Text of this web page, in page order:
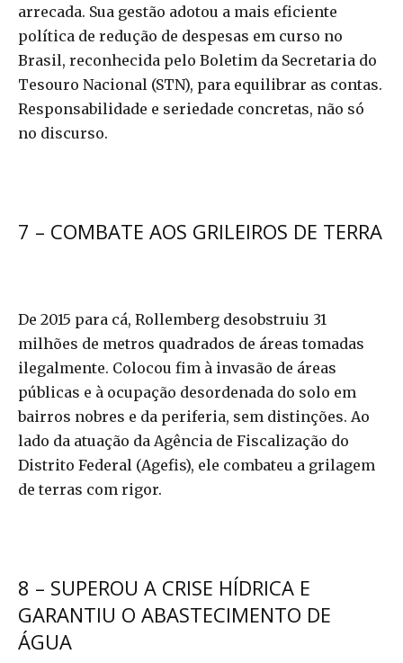
arrecada. Sua gestão adotou a mais eficiente
política de redução de despesas em curso no
Brasil, reconhecida pelo Boletim da Secretaria do
Tesouro Nacional (STN), para equilibrar as contas.
Responsabilidade e seriedade concretas, não só
no discurso.
7 – COMBATE AOS GRILEIROS DE TERRA
De 2015 para cá, Rollemberg desobstruiu 31
milhões de metros quadrados de áreas tomadas
ilegalmente. Colocou fim à invasão de áreas
públicas e à ocupação desordenada do solo em
bairros nobres e da periferia, sem distinções. Ao
lado da atuação da Agência de Fiscalização do
Distrito Federal (Agefis), ele combateu a grilagem
de terras com rigor.
8 – SUPEROU A CRISE HÍDRICA E
GARANTIU O ABASTECIMENTO DE
ÁGUA